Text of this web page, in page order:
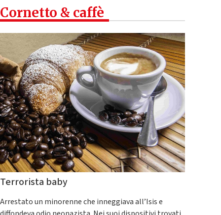
Cornetto & caffè
Terrorista baby
Arrestato un minorenne che inneggiava all’Isis e